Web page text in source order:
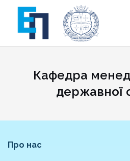
content
Кафедра
державної
Про нас